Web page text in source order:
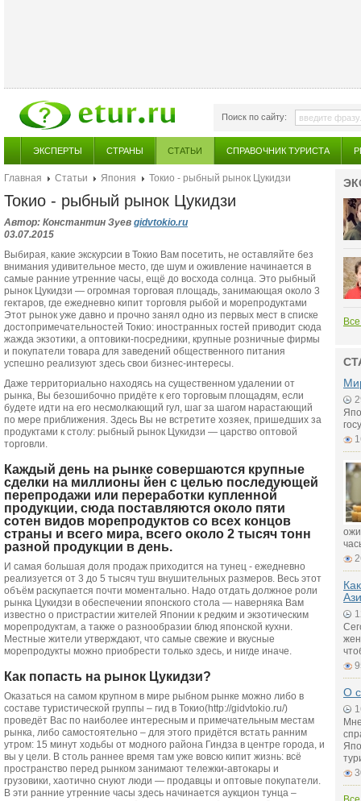
Поиск по сайту:
ЭКСПЕРТЫ СТРАНЫ СТАТЬИ СПРАВОЧНИК ТУРИСТА
Главная Статьи Япония Токио - рыбный рынок Цукидзи
Токио - рыбный рынок Цукидзи
Автор: Константин Зуев gidvtokio.ru
03.07.2015
Выбирая, какие экскурсии в Токио Вам посетить, не оставляйте без
внимания удивительное место, где шум и оживление начинается в
самые ранние утренние часы, ещё до восхода солнца. Это рыбный
рынок Цукидзи — огромная торговая площадь, занимающая около 3
гектаров, где ежедневно кипит торговля рыбой и морепродуктами
Этот рынок уже давно и прочно занял одно из первых мест в списке
достопримечательностей Токио: иностранных гостей приводит сюда
жажда экзотики, а оптовики-посредники, крупные розничные фирмы
и покупатели товара для заведений общественного питания
успешно реализуют здесь свои бизнес-интересы.
Даже территориально находясь на существенном удалении от
рынка, Вы безошибочно придёте к его торговым площадям, если
будете идти на его несмолкающий гул, шаг за шагом нарастающий
по мере приближения. Здесь Вы не встретите хозяек, пришедших за
продуктами к столу: рыбный рынок Цукидзи — царство оптовой
торговли.
Каждый день на рынке совершаются крупные
сделки на миллионы йен с целью последующей
перепродажи или переработки купленной
продукции, сюда поставляются около пяти
сотен видов морепродуктов со всех концов
страны и всего мира, всего около 2 тысяч тонн
разной продукции в день.
И самая большая доля продаж приходится на тунец - ежедневно
реализуется от 3 до 5 тысяч туш внушительных размеров. Весь этот
объём раскупается почти моментально. Надо отдать должное роли
рынка Цукидзи в обеспечении японского стола — наверняка Вам
известно о пристрастии жителей Японии к редким и экзотическим
морепродуктам, а также о разнообразии блюд японской кухни.
Местные жители утверждают, что самые свежие и вкусные
морепродукты можно приобрести только здесь, и нигде иначе.
Как попасть на рынок Цукидзи?
Оказаться на самом крупном в мире рыбном рынке можно либо в
составе туристической группы – гид в Токио(http://gidvtokio.ru/)
проведёт Вас по наиболее интересным и примечательным местам
рынка, либо самостоятельно – для этого придётся встать ранним
утром: 15 минут ходьбы от модного района Гиндза в центре города, и
вы у цели. В столь раннее время там уже вовсю кипит жизнь: всё
пространство перед рынком занимают тележки-автокары и
грузовики, хаотично снуют люди — продавцы и оптовые покупатели.
В эти ранние утренние часы здесь начинается аукцион тунца –
О